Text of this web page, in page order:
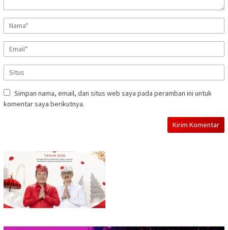
Simpan nama, email, dan situs web saya pada peramban ini untuk
komentar saya berikutnya.